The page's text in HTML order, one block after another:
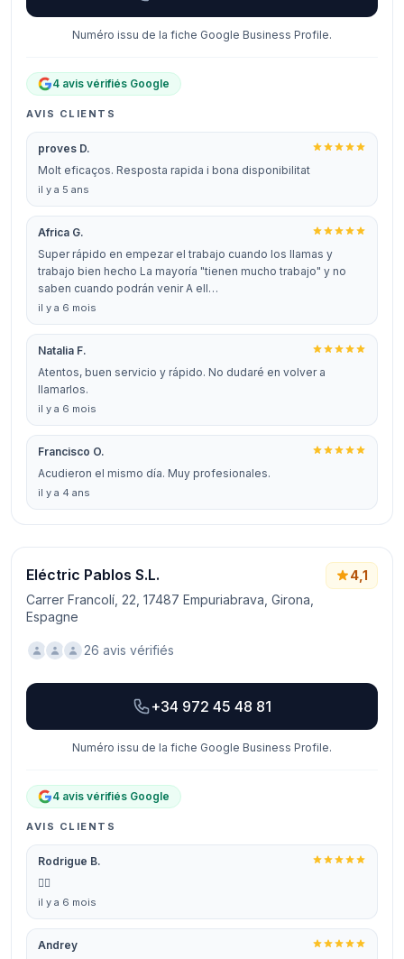
Numéro issu de la fiche Google Business Profile.
4 avis vérifiés Google
AVIS CLIENTS
proves D.
Molt eficaços. Resposta rapida i bona disponibilitat
il y a 5 ans
Africa G.
Super rápido en empezar el trabajo cuando los llamas y
trabajo bien hecho La mayoría "tienen mucho trabajo" y no
saben cuando podrán venir A ell…
il y a 6 mois
Natalia F.
Atentos, buen servicio y rápido. No dudaré en volver a
llamarlos.
il y a 6 mois
Francisco O.
Acudieron el mismo día. Muy profesionales.
il y a 4 ans
Eléctric Pablos S.L.
Carrer Francolí, 22, 17487 Empuriabrava, Girona,
Espagne
4,1
26 avis vérifiés
+34 972 45 48 81
Numéro issu de la fiche Google Business Profile.
4 avis vérifiés Google
AVIS CLIENTS
Rodrigue B.
👍🏻
il y a 6 mois
Andrey